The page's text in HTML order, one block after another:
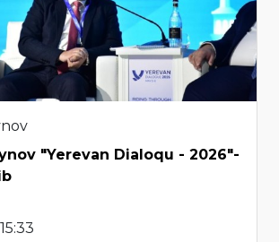
"Yerevan Dialoqu - 2026"-